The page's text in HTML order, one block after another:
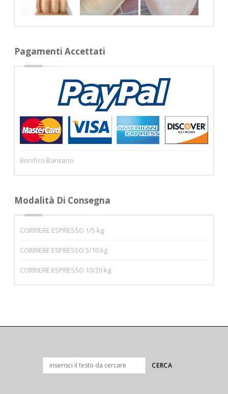
Pagamenti Accettati
Bonifico Bancario
Modalità Di Consegna
CORRIERE ESPRESSO 1/5 kg
CORRIERE ESPRESSO 5/10 kg
CORRIERE ESPRESSO 10/20 kg